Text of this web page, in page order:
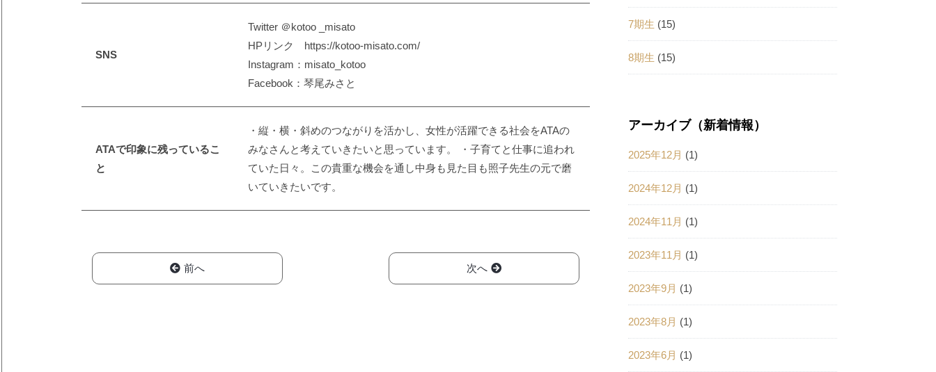
SNS
Twitter ＠kotoo _misato
HPリンク https://kotoo-misato.com/
Instagram：misato_kotoo
Facebook：琴尾みさと
ATAで印象に残っているこ
と
・縦・横・斜めのつながりを活かし、女性が活躍できる社会をATAの
みなさんと考えていきたいと思っています。 ・子育てと仕事に追われ
ていた日々。この貴重な機会を通し中身も見た目も照子先生の元で磨
いていきたいです。
前へ 次へ
7期生 (15)
8期生 (15)
アーカイブ（新着情報）
2025年12月 (1)
2024年12月 (1)
2024年11月 (1)
2023年11月 (1)
2023年9月 (1)
2023年8月 (1)
2023年6月 (1)